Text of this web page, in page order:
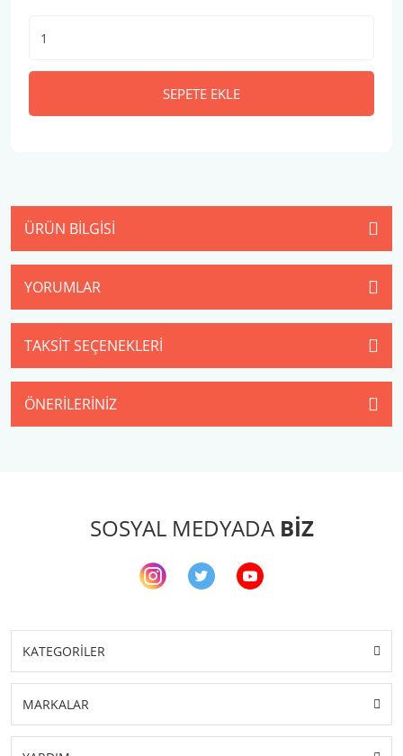
SEPETE EKLE
ÜRÜN BILGISI
YORUMLAR
TAKSIT SEÇENEKLERI
ÖNERILERINIZ
SOSYAL MEDYADA BİZ
KATEGORİLER
MARKALAR